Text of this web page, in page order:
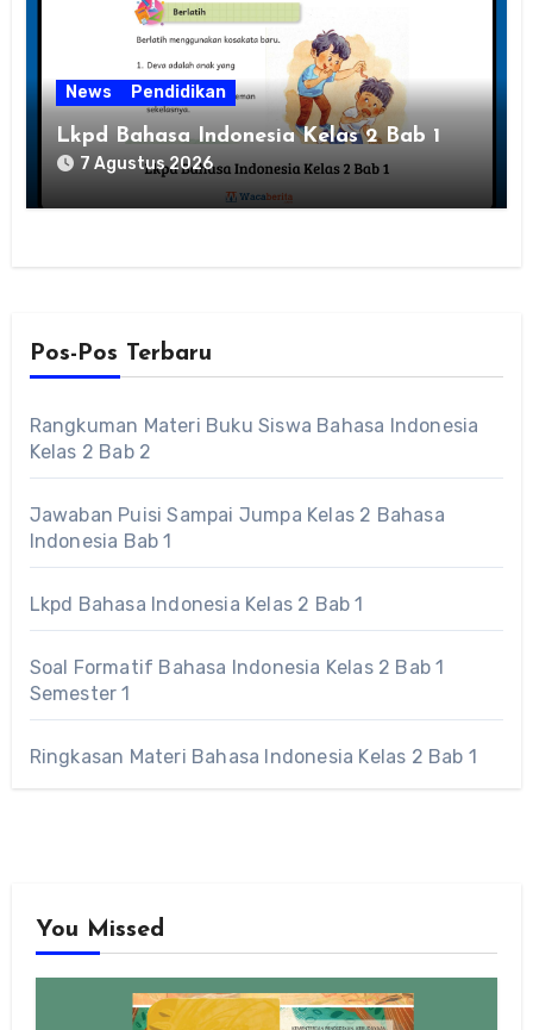
News Pendidikan
Lkpd Bahasa Indonesia Kelas 2 Bab 1
7 Agustus 2026
Pos-Pos Terbaru
Rangkuman Materi Buku Siswa Bahasa Indonesia
Kelas 2 Bab 2
Jawaban Puisi Sampai Jumpa Kelas 2 Bahasa
Indonesia Bab 1
Lkpd Bahasa Indonesia Kelas 2 Bab 1
Soal Formatif Bahasa Indonesia Kelas 2 Bab 1
Semester 1
Ringkasan Materi Bahasa Indonesia Kelas 2 Bab 1
You Missed